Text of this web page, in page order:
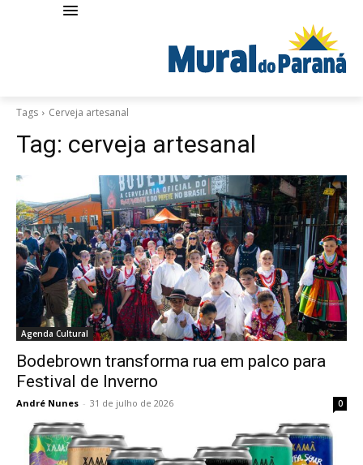
Tags Cerveja artesanal
Tag: cerveja artesanal
Agenda Cultural
Bodebrown transforma rua em palco para
Festival de Inverno
André Nunes - 31 de julho de 2026 0